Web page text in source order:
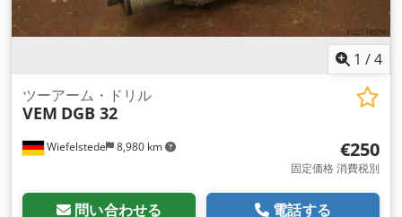
1 /4
Wiefelstede 8,980 km
ツーアーム・ドリル
VEM DGB 32
€250
固定価格 消費税別
問い合わせる 電話する